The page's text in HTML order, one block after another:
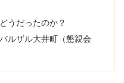
うだったのか？
ルザル大井町（懇親会